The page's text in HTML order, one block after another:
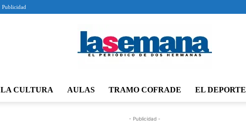
Publicidad
LA CULTURA AULAS TRAMO COFRADE EL DEPORTE
- Publicidad -